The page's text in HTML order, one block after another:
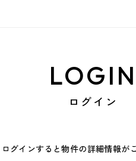
LOGIN
ログイン
グインすると物件の詳細情報が